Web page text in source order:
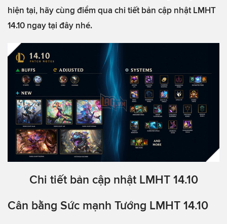
hiện tại, hãy cùng điểm qua chi tiết bản cập nhật LMHT
14.10 ngay tại đây nhé.
Chi tiết bản cập nhật LMHT 14.10
Cân bằng Sức mạnh Tướng LMHT 14.10